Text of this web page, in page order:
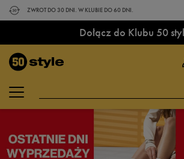
ZWROT DO 30 DNI. W KLUBIE DO 60 DNI.
Dołącz do Klubu 50